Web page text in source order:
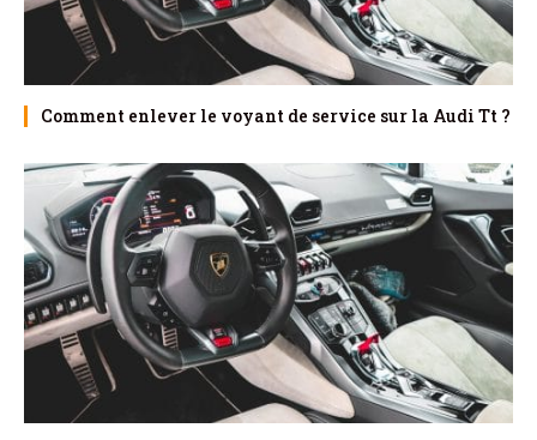
Comment enlever le voyant de service sur la Audi Tt ?